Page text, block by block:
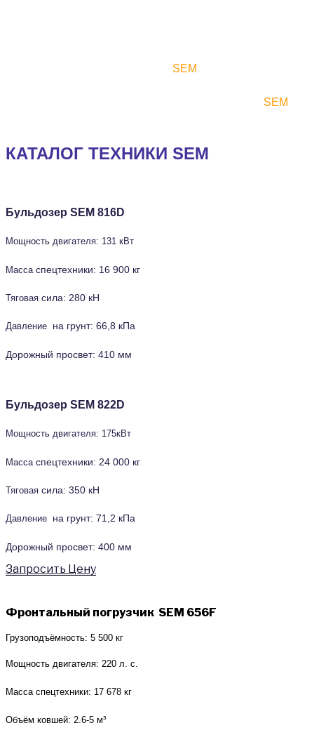
SEM
SEM
КАТАЛОГ ТЕХНИКИ SEM
Бульдозер SEM 816D
Мощность двигателя: 131 кВт
Масса спецтехники: 16 900 кг
Тяговая сила: 280 кН
Давление на грунт: 66,8 кПа
Дорожный просвет: 410 мм
Бульдозер SEM 822D
Мощность двигателя: 175кВт
Масса спецтехники: 24 000 кг
Тяговая сила: 350 кН
Давление на грунт: 71,2 кПа
Дорожный просвет: 400 мм
Запросить Цену
Фронтальный погрузчик SEM 656F
Грузоподъёмность: 5 500 кг
Мощность двигателя: 220 л. с.
Масса спецтехники: 17 678 кг
Объём ковшей: 2.6-5 м³